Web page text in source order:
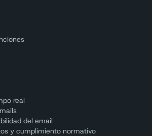
real
del email
y cumplimiento normativo